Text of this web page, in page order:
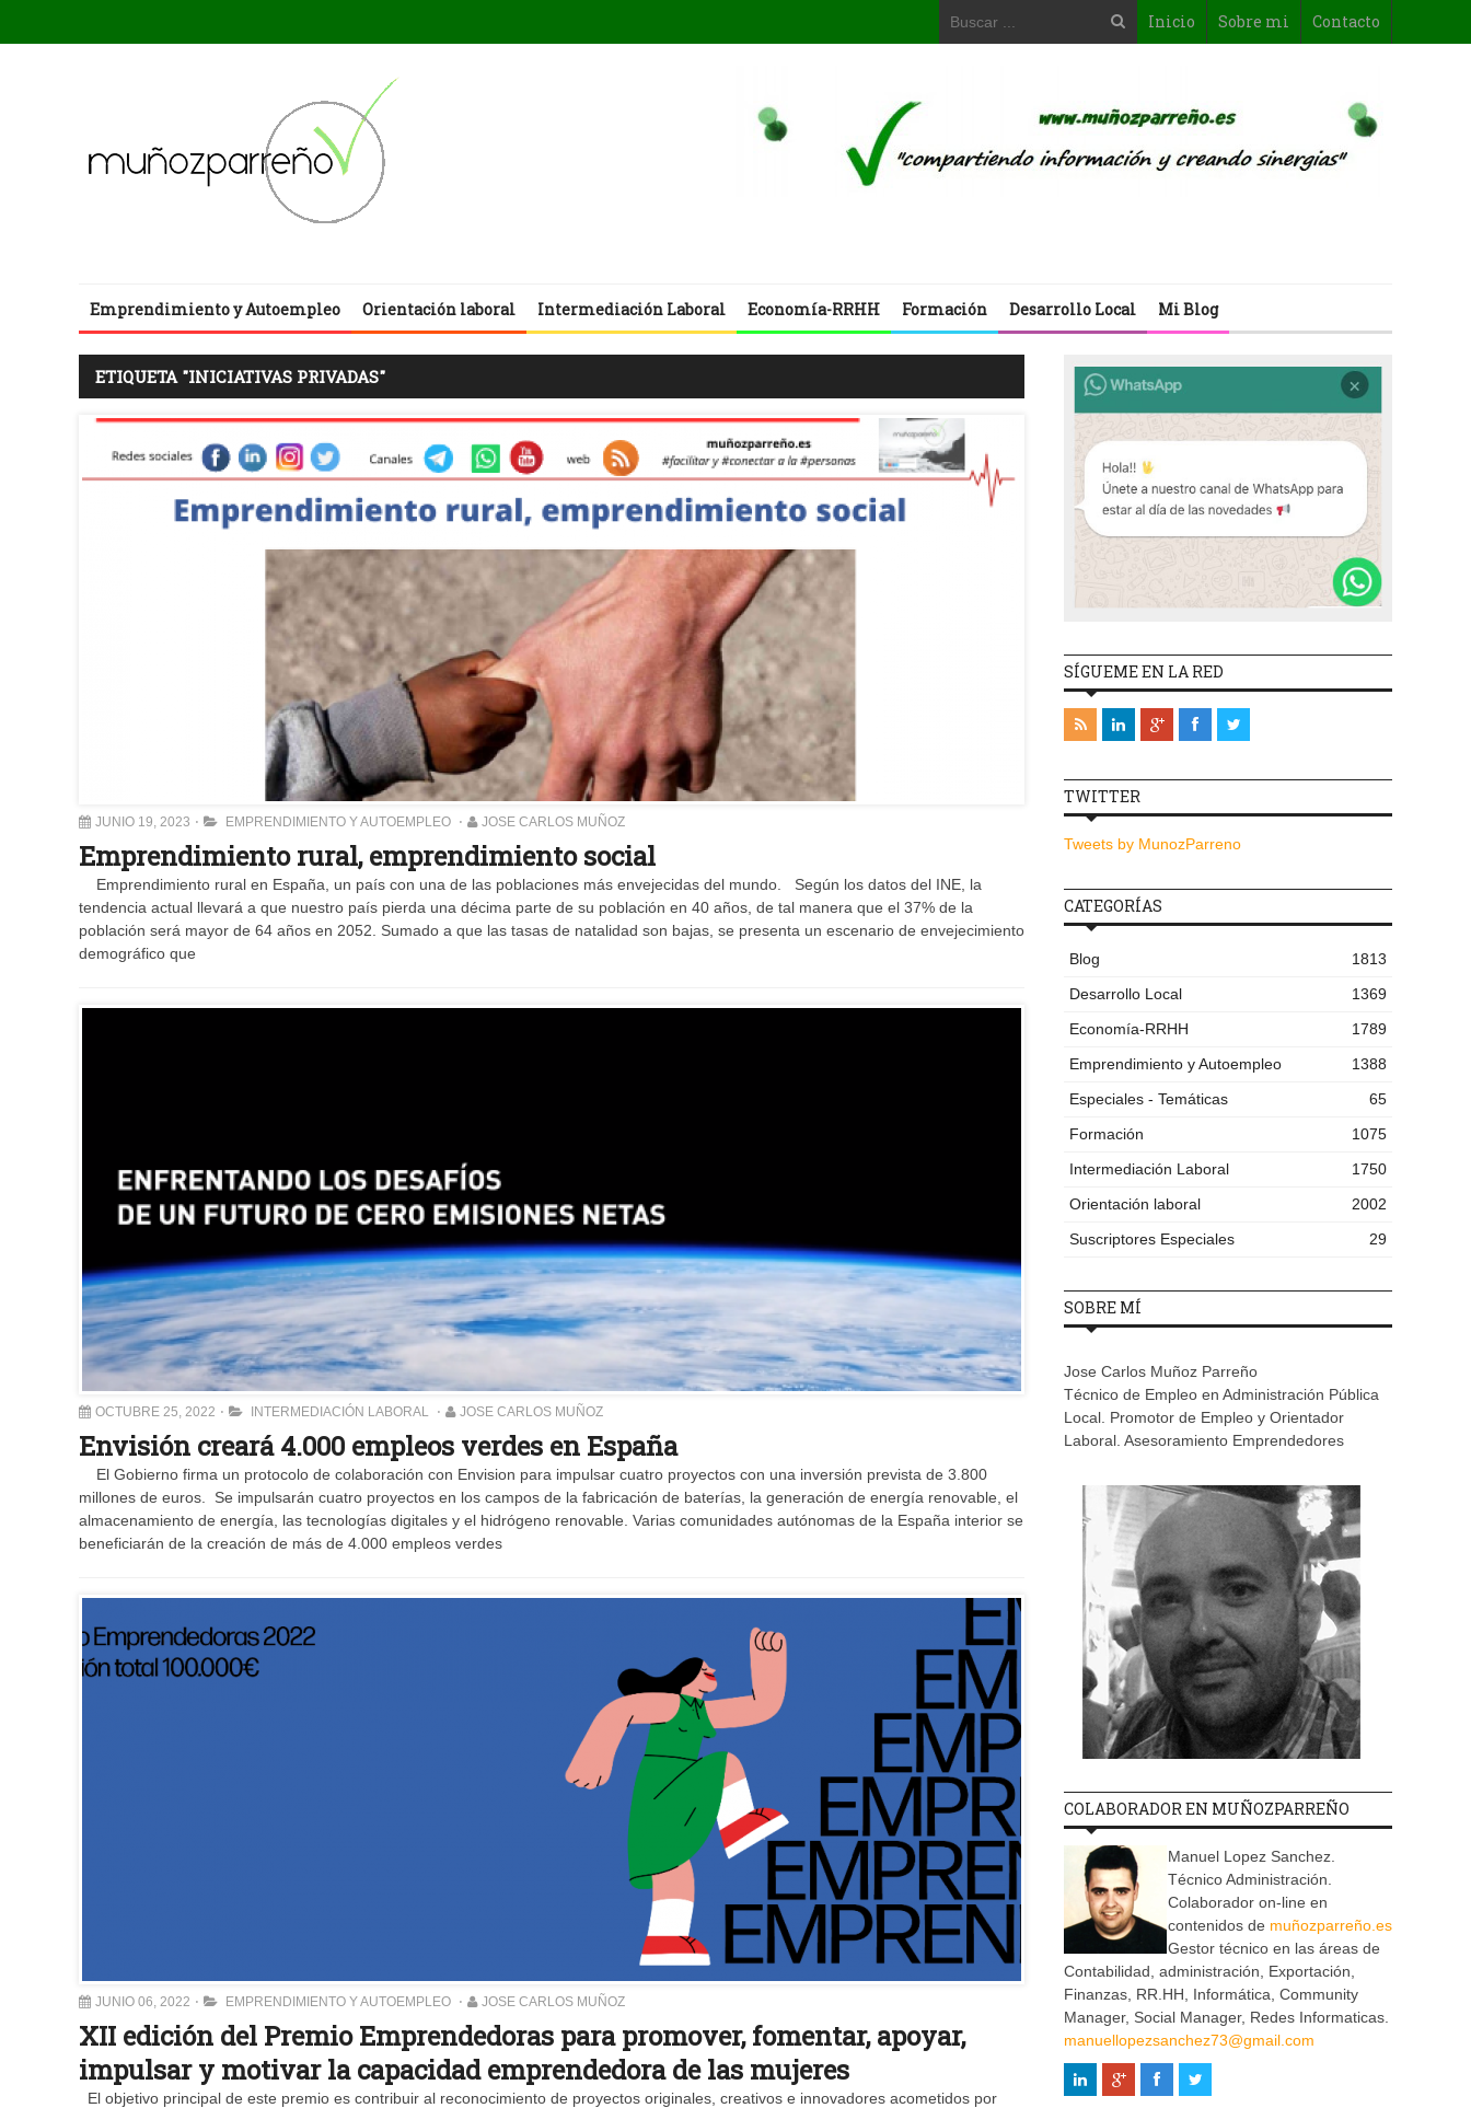
Inicio Sobre mi Contacto
Emprendimiento y Autoempleo Orientación laboral Intermediación Laboral Economía-RRHH Formación Desarrollo Local Mi Blog
ETIQUETA "INICIATIVAS PRIVADAS"
JUNIO 19, 2023 EMPRENDIMIENTO Y AUTOEMPLEO JOSE CARLOS MUÑOZ
Emprendimiento rural, emprendimiento social
Emprendimiento rural en España, un país con una de las poblaciones más envejecidas del mundo. Según los datos del INE, la
tendencia actual llevará a que nuestro país pierda una décima parte de su población en 40 años, de tal manera que el 37% de la
población será mayor de 64 años en 2052. Sumado a que las tasas de natalidad son bajas, se presenta un escenario de envejecimiento
demográfico que
OCTUBRE 25, 2022 INTERMEDIACIÓN LABORAL JOSE CARLOS MUÑOZ
Envisión creará 4.000 empleos verdes en España
El Gobierno firma un protocolo de colaboración con Envision para impulsar cuatro proyectos con una inversión prevista de 3.800
millones de euros. Se impulsarán cuatro proyectos en los campos de la fabricación de baterías, la generación de energía renovable, el
almacenamiento de energía, las tecnologías digitales y el hidrógeno renovable. Varias comunidades autónomas de la España interior se
beneficiarán de la creación de más de 4.000 empleos verdes
JUNIO 06, 2022 EMPRENDIMIENTO Y AUTOEMPLEO JOSE CARLOS MUÑOZ
XII edición del Premio Emprendedoras para promover, fomentar, apoyar,
impulsar y motivar la capacidad emprendedora de las mujeres
El objetivo principal de este premio es contribuir al reconocimiento de proyectos originales, creativos e innovadores acometidos por
SÍGUEME EN LA RED
TWITTER
Tweets by MunozParreno
CATEGORÍAS
Blog
1813
Desarrollo Local
1369
Economía-RRHH
1789
Emprendimiento y Autoempleo
1388
Especiales - Temáticas
65
Formación
1075
Intermediación Laboral
1750
Orientación laboral
2002
Suscriptores Especiales
29
SOBRE MÍ
Jose Carlos Muñoz Parreño
Técnico de Empleo en Administración Pública
Local. Promotor de Empleo y Orientador
Laboral. Asesoramiento Emprendedores
COLABORADOR EN MUÑOZPARREÑO
Manuel Lopez Sanchez.
Técnico Administración.
Colaborador on-line en
contenidos de muñozparreño.es
Gestor técnico en las áreas de
Contabilidad, administración, Exportación,
Finanzas, RR.HH, Informática, Community
Manager, Social Manager, Redes Informaticas.
manuellopezsanchez73@gmail.com